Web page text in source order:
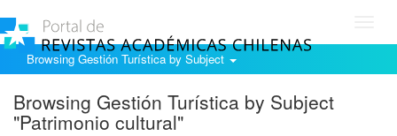
Browsing Gestión Turística by Subject
Browsing Gestión Turística by Subject
"Patrimonio cultural"